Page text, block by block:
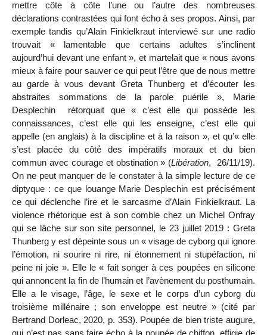
mettre côte à côte l’une ou l’autre des nombreuses
déclarations contrastées qui font écho à ses propos. Ainsi, par
exemple tandis qu’Alain Finkielkraut interviewé sur une radio
trouvait « lamentable que certains adultes s’inclinent
aujourd’hui devant une enfant », et martelait que « nous avons
mieux à faire pour sauver ce qui peut l’être que de nous mettre
au garde à vous devant Greta Thunberg et d’écouter les
abstraites sommations de la parole puérile »,
Marie
Desplechin rétorquait que« c’est elle qui possède les
connaissances, c’est elle qui les enseigne, c’est elle qui
appelle (en anglais) à la discipline et à la raison », et qu’«elle
s’est placée du côté ́ des impératifs moraux et du bien
commun avec courage et obstination » (Libération, 26/11/19).
On ne peut manquer de le constater à la simple lecture de ce
diptyque : ce que louange Marie Desplechin est précisément
ce qui déclenche l’ire et le sarcasme d’Alain Finkielkraut. La
violence rhétorique est à son comble chez un Michel Onfray
qui se lâche sur son site personnel, le 23 juillet 2019 : Greta
Thunberg y est dépeinte sous un « visage de cyborg qui ignore
l’émotion, ni sourire ni rire, ni étonnement ni stupéfaction, ni
peine ni joie ». Elle le « fait songer à ces poupées en silicone
qui annoncent la fin de l’humain et l’avènement du posthumain.
Elle a le visage, l’âge, le sexe et le corps d’un cyborg du
troisième millénaire ; son enveloppe est neutre» (cité par
Bertrand Dorleac, 2020, p. 353). Poupée de bien triste augure,
qui n’est pas sans faire écho à la poupée de chiffon, effigie de